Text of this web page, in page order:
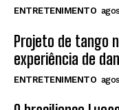
ENTRETENIMENTO
Projeto de tango
experiência de
ENTRETENIMENTO